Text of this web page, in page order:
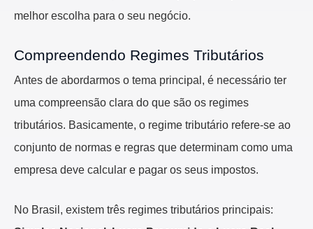
melhor escolha para o seu negócio.
Compreendendo Regimes Tributários
Antes de abordarmos o tema principal, é necessário ter
uma compreensão clara do que são os regimes
tributários. Basicamente, o regime tributário refere-se ao
conjunto de normas e regras que determinam como uma
empresa deve calcular e pagar os seus impostos.
No Brasil, existem três regimes tributários principais: